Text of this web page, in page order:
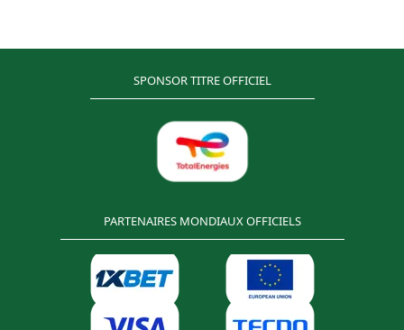
SPONSOR TITRE OFFICIEL
PARTENAIRES MONDIAUX OFFICIELS